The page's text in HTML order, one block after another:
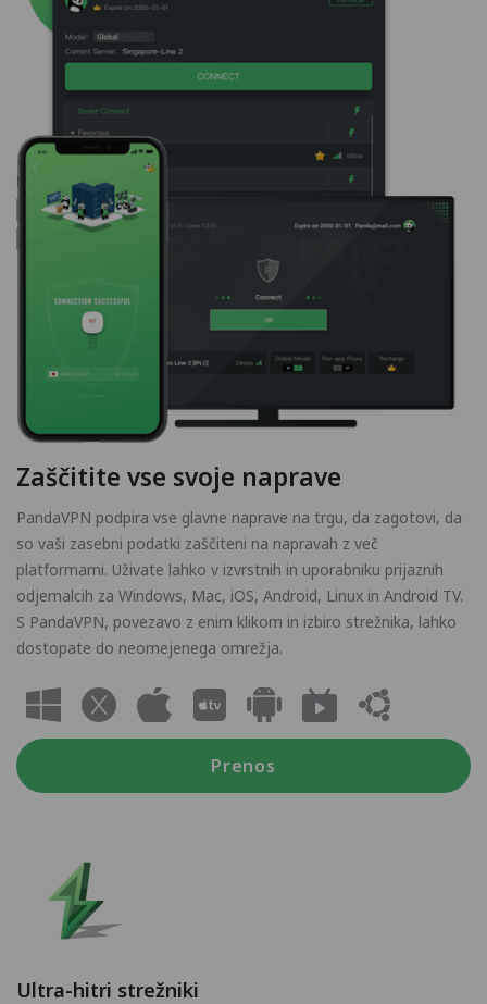
Zaščitite vse svoje naprave
PandaVPN podpira vse glavne naprave na trgu, da zagotovi, da
so vaši zasebni podatki zaščiteni na napravah z več
platformami. Uživate lahko v izvrstnih in uporabniku prijaznih
odjemalcih za Windows, Mac, iOS, Android, Linux in Android TV.
S PandaVPN, povezavo z enim klikom in izbiro strežnika, lahko
dostopate do neomejenega omrežja.
Prenos
Ultra-hitri strežniki